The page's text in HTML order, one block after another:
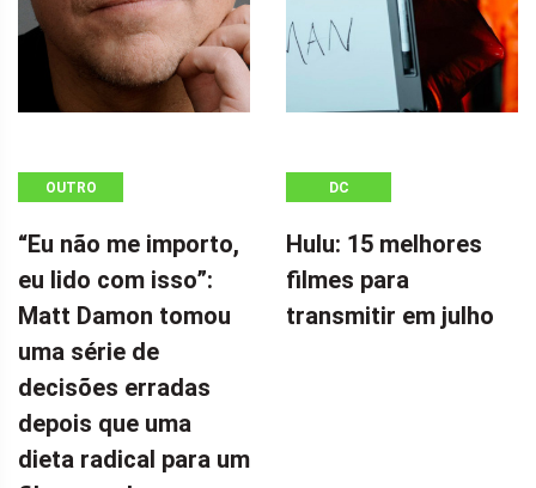
OUTRO
“Eu não me importo,
eu lido com isso”:
Matt Damon tomou
uma série de
decisões erradas
depois que uma
dieta radical para um
DC
Hulu: 15 melhores
filmes para
transmitir em julho